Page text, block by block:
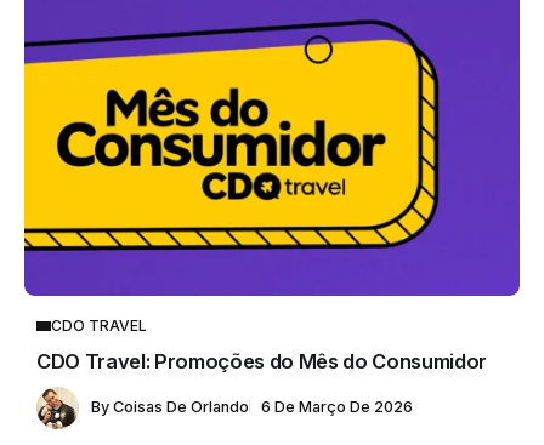
CDO TRAVEL
CDO Travel: Promoções do Mês do Consumidor
By Coisas De Orlando 6 De Março De 2026